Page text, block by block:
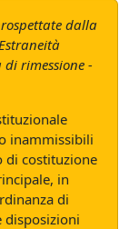
dalla
rimessione -
inammissibili
di costituzione
in
di
disposizioni